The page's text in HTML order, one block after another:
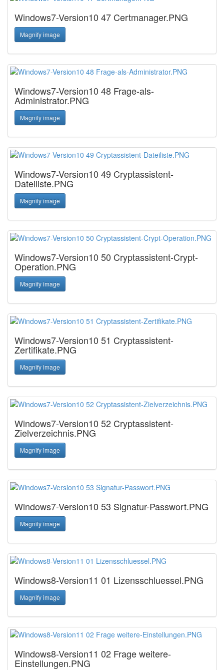
Windows7-Version10 47 Certmanager.PNG
Magnify image
Windows7-Version10 48 Frage-als-
Administrator.PNG
Magnify image
Windows7-Version10 49 Cryptassistent-
Dateiliste.PNG
Magnify image
Windows7-Version10 50 Cryptassistent-Crypt-
Operation.PNG
Magnify image
Windows7-Version10 51 Cryptassistent-
Zertifikate.PNG
Magnify image
Windows7-Version10 52 Cryptassistent-
Zielverzeichnis.PNG
Magnify image
Windows7-Version10 53 Signatur-Passwort.PNG
Magnify image
Windows8-Version11 01 Lizensschluessel.PNG
Magnify image
Windows8-Version11 02 Frage weitere-
Einstellungen.PNG